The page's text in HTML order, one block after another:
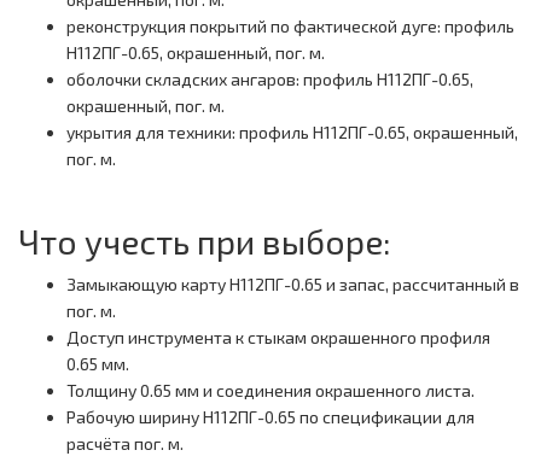
реконструкция покрытий по фактической дуге: профиль
Н112ПГ-0.65, окрашенный, пог. м.
оболочки складских ангаров: профиль Н112ПГ-0.65,
окрашенный, пог. м.
укрытия для техники: профиль Н112ПГ-0.65, окрашенный,
пог. м.
Что учесть при выборе:
Замыкающую карту Н112ПГ-0.65 и запас, рассчитанный в
пог. м.
Доступ инструмента к стыкам окрашенного профиля
0.65 мм.
Толщину 0.65 мм и соединения окрашенного листа.
Рабочую ширину Н112ПГ-0.65 по спецификации для
расчёта пог. м.